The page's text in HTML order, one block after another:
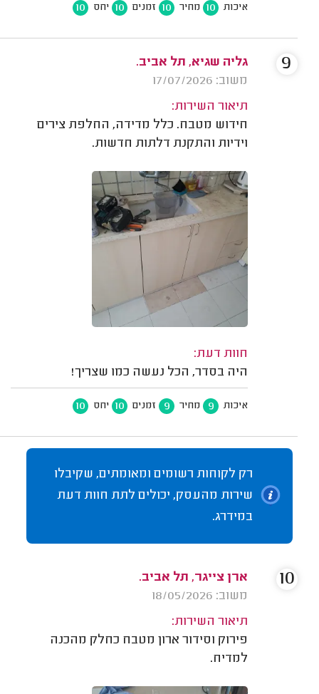
איכות 10 מחיר 10 זמנים 10 יחס 10
גליה שגיא, תל אביב.
משוב: 17/07/2026
תיאור השירות:
חידוש מטבח. כלל מדידה, החלפת צירים
וידיות והתקנת דלתות חדשות.
חוות דעת:
היה בסדר, הכל נעשה כמו שצריך!
איכות 9 מחיר 9 זמנים 10 יחס 10
9
רק לקוחות רשומים ומאומתים, שקיבלו
שירות מהעסק, יכולים לתת חוות דעת
במידרג.
ארן צייגר, תל אביב.
משוב: 18/05/2026
תיאור השירות:
פירוק וסידור ארון מטבח כחלק מהכנה
למדיח.
10